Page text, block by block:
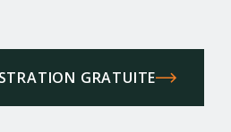
GRATUITE